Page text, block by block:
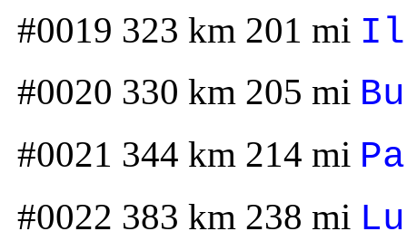
#0019 323 km 201 mi
#0020 330 km 205 mi
#0021 344 km 214 mi
#0022 383 km 238 mi